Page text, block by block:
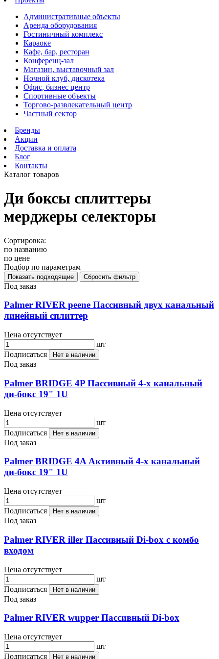
Административные объекты
Аренда оборудования
Гостиничный комплекс
Караоке
Кафе, бар, ресторан
Конференц-зал
Магазин, выставочный зал
Ночной клуб, дискотека
Офис, бизнес центр
Спортивные объекты
Торгово-развлекательный центр
Частный сектор
Бренды
Акции
Доставка и оплата
Блог
Контакты
Каталог товаров
Ди боксы сплиттеры
мерджеры селекторы
Сортировка:
по названию
по цене
Подбор по параметрам
Под заказ
Palmer RIVER peene Пассивный двух канальный
линейный сплиттер
Цена отсутствует
шт
Подписаться
Нет в наличии
Под заказ
Palmer BRIDGE 4P Пассивный 4-х канальный
ди-бокс 19" 1U
Цена отсутствует
шт
Подписаться
Нет в наличии
Под заказ
Palmer BRIDGE 4A Активный 4-х канальный
ди-бокс 19" 1U
Цена отсутствует
шт
Подписаться
Нет в наличии
Под заказ
Palmer RIVER iller Пассивный Di-box с комбо
входом
Цена отсутствует
шт
Подписаться
Нет в наличии
Под заказ
Palmer RIVER wupper Пассивный Di-box
Цена отсутствует
шт
Подписаться
Нет в наличии